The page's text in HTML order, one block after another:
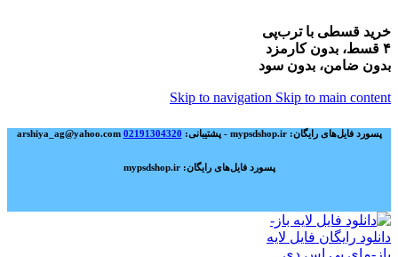
خرید قسطی با ترب‌پی
۴ قسط، بدون کارمزد
بدون ضامن، بدون سود
Skip to navigation Skip to main content
پسورد فایل‌های رایگان: mypsdshop.ir - پشتیبانی: arshiya_ag@yahoo.com 02191304320
پسورد فایل‌های رایگان: mypsdshop.ir